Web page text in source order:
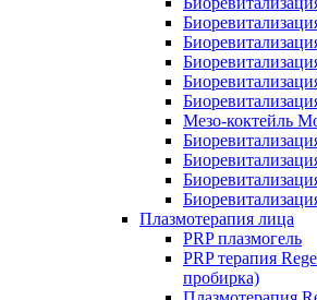
Мезо-коктейль
Плазмотерапия лица
PRP плазмогель
PRP терапия
пробирка)